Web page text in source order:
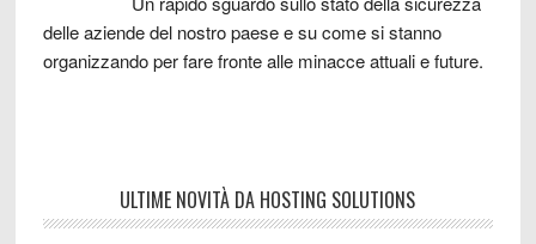
delle aziende del nostro paese e su come si stanno
organizzando per fare fronte alle minacce attuali e future.
ULTIME NOVITÀ DA HOSTING SOLUTIONS